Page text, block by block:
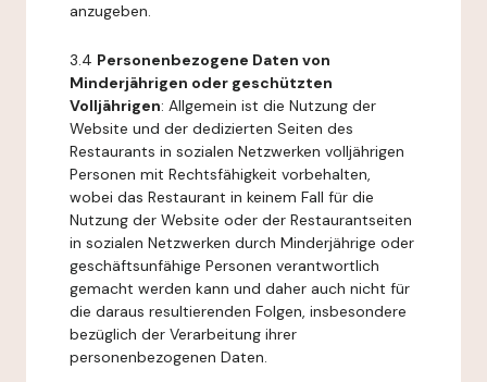
anzugeben.
3.4 Personenbezogene Daten von
Minderjährigen oder geschützten
Volljährigen: Allgemein ist die Nutzung der
Website und der dedizierten Seiten des
Restaurants in sozialen Netzwerken volljährigen
Personen mit Rechtsfähigkeit vorbehalten,
wobei das Restaurant in keinem Fall für die
Nutzung der Website oder der Restaurantseiten
in sozialen Netzwerken durch Minderjährige oder
geschäftsunfähige Personen verantwortlich
gemacht werden kann und daher auch nicht für
die daraus resultierenden Folgen, insbesondere
bezüglich der Verarbeitung ihrer
personenbezogenen Daten.